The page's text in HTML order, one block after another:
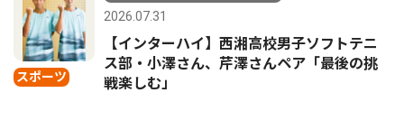
スポーツ
2026.07.31
【インターハイ】西湘高校男子ソフトテニ
ス部・小澤さん、芹澤さんペア「最後の挑
戦楽しむ」